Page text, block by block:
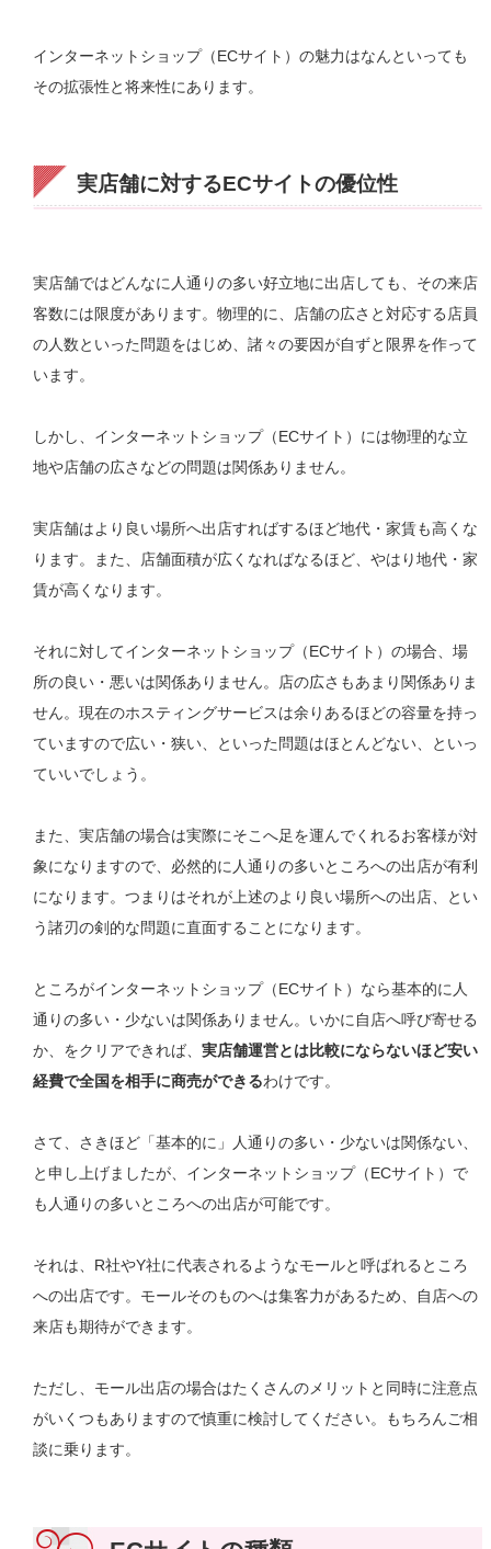
インターネットショップ（ECサイト）の魅力はなんといっても
その拡張性と将来性にあります。
実店舗に対するECサイトの優位性
実店舗ではどんなに人通りの多い好立地に出店しても、その来店
客数には限度があります。物理的に、店舗の広さと対応する店員
の人数といった問題をはじめ、諸々の要因が自ずと限界を作って
います。
しかし、インターネットショップ（ECサイト）には物理的な立
地や店舗の広さなどの問題は関係ありません。
実店舗はより良い場所へ出店すればするほど地代・家賃も高くな
ります。また、店舗面積が広くなればなるほど、やはり地代・家
賃が高くなります。
それに対してインターネットショップ（ECサイト）の場合、場
所の良い・悪いは関係ありません。店の広さもあまり関係ありま
せん。現在のホスティングサービスは余りあるほどの容量を持っ
ていますので広い・狭い、といった問題はほとんどない、といっ
ていいでしょう。
また、実店舗の場合は実際にそこへ足を運んでくれるお客様が対
象になりますので、必然的に人通りの多いところへの出店が有利
になります。つまりはそれが上述のより良い場所への出店、とい
う諸刃の剣的な問題に直面することになります。
ところがインターネットショップ（ECサイト）なら基本的に人
通りの多い・少ないは関係ありません。いかに自店へ呼び寄せる
か、をクリアできれば、 実店舗運営とは比較にならないほど安い
経費で全国を相手に商売ができるわけです。
さて、さきほど「基本的に」人通りの多い・少ないは関係ない、
と申し上げましたが、インターネットショップ（ECサイト）で
も人通りの多いところへの出店が可能です。
それは、R社やY社に代表されるようなモールと呼ばれるところ
への出店です。モールそのものへは集客力があるため、自店への
来店も期待ができます。
ただし、モール出店の場合はたくさんのメリットと同時に注意点
がいくつもありますので慎重に検討してください。もちろんご相
談に乗ります。